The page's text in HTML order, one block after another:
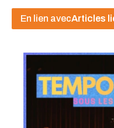
En lien avecArticles